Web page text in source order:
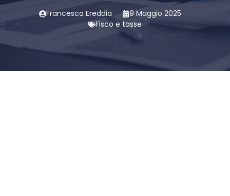
Francesca Ereddia
9 Maggio 2025
Fisco e tasse